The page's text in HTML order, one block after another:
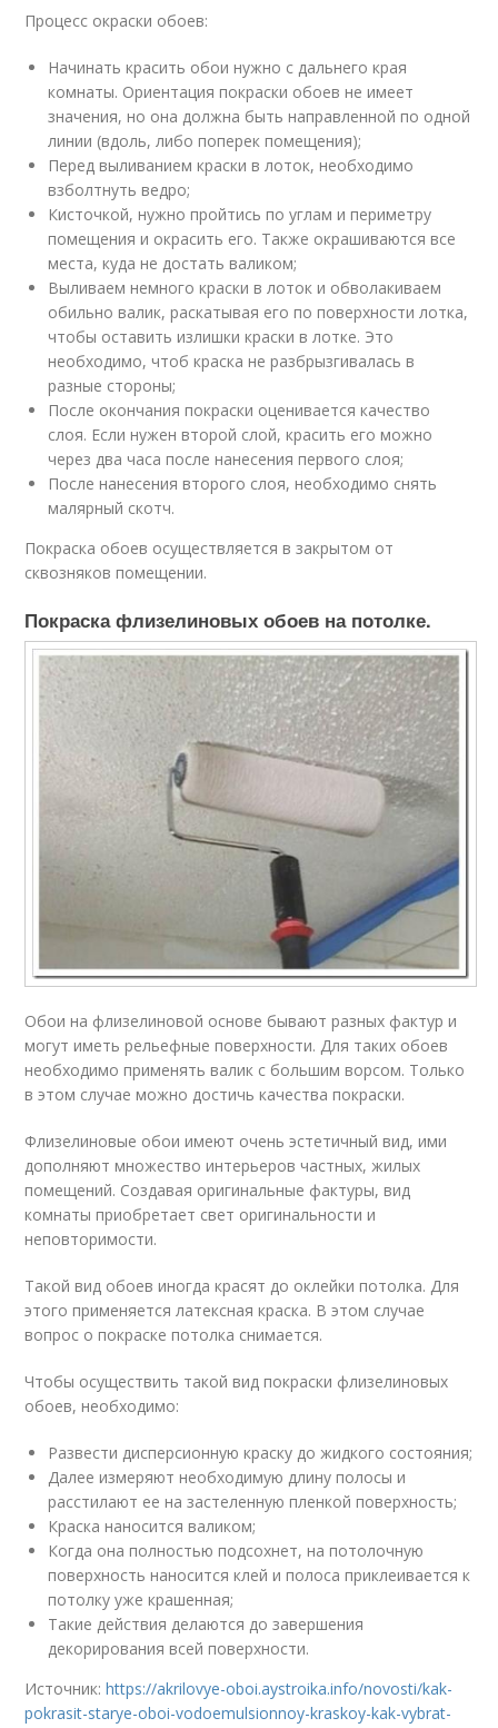
Процесс окраски обоев:
Начинать красить обои нужно с дальнего края
комнаты. Ориентация покраски обоев не имеет
значения, но она должна быть направленной по одной
линии (вдоль, либо поперек помещения);
Перед выливанием краски в лоток, необходимо
взболтнуть ведро;
Кисточкой, нужно пройтись по углам и периметру
помещения и окрасить его. Также окрашиваются все
места, куда не достать валиком;
Выливаем немного краски в лоток и обволакиваем
обильно валик, раскатывая его по поверхности лотка,
чтобы оставить излишки краски в лотке. Это
необходимо, чтоб краска не разбрызгивалась в
разные стороны;
После окончания покраски оценивается качество
слоя. Если нужен второй слой, красить его можно
через два часа после нанесения первого слоя;
После нанесения второго слоя, необходимо снять
малярный скотч.
Покраска обоев осуществляется в закрытом от
сквозняков помещении.
Покраска флизелиновых обоев на потолке.
Обои на флизелиновой основе бывают разных фактур и
могут иметь рельефные поверхности. Для таких обоев
необходимо применять валик с большим ворсом. Только
в этом случае можно достичь качества покраски.
Флизелиновые обои имеют очень эстетичный вид, ими
дополняют множество интерьеров частных, жилых
помещений. Создавая оригинальные фактуры, вид
комнаты приобретает свет оригинальности и
неповторимости.
Такой вид обоев иногда красят до оклейки потолка. Для
этого применяется латексная краска. В этом случае
вопрос о покраске потолка снимается.
Чтобы осуществить такой вид покраски флизелиновых
обоев, необходимо:
Развести дисперсионную краску до жидкого состояния;
Далее измеряют необходимую длину полосы и
расстилают ее на застеленную пленкой поверхность;
Краска наносится валиком;
Когда она полностью подсохнет, на потолочную
поверхность наносится клей и полоса приклеивается к
потолку уже крашенная;
Такие действия делаются до завершения
декорирования всей поверхности.
Источник:https://akrilovye-oboi.aystroika.info/novosti/kak-
pokrasit-starye-oboi-vodoemulsionnoy-kraskoy-kak-vybrat-